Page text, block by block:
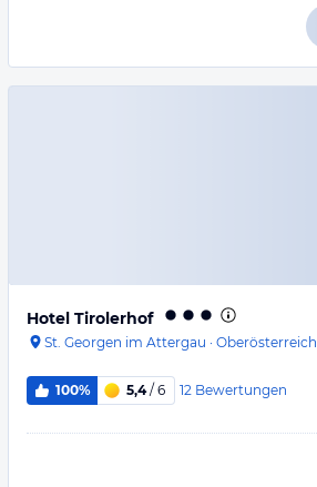
Hotel Tirolerhof
St. Georgen im Attergau · Oberösterreich
100% 5,4/ 6 12 Bewertungen